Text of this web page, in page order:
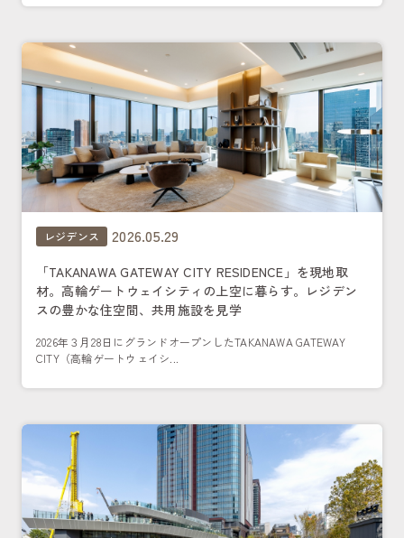
レジデンス 2026.05.29
「TAKANAWA GATEWAY CITY RESIDENCE」を現地取
材。高輪ゲートウェイシティの上空に暮らす。レジデン
スの豊かな住空間、共用施設を見学
2026年３月28日にグランドオープンしたTAKANAWA GATEWAY
CITY（高輪ゲートウェイシ...